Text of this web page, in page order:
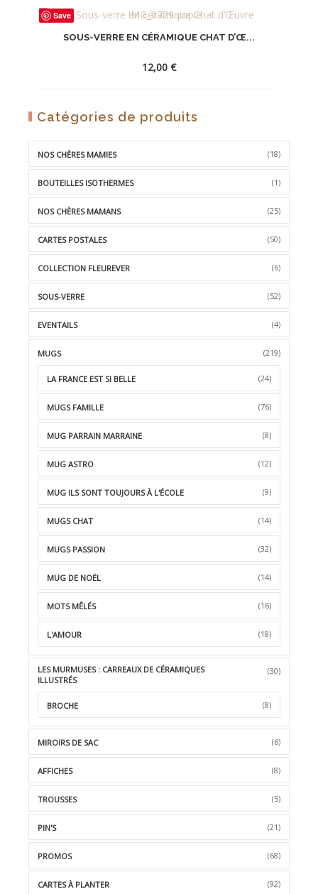
LA
Save
SOUS-VERRE EN CÉRAMIQUE CHAT D’Œ...
12,00 €
Catégories de produits
NOS CHÈRES MAMIES (18)
BOUTEILLES ISOTHERMES (1)
NOS CHÈRES MAMANS (25)
CARTES POSTALES (50)
COLLECTION FLEUREVER (6)
SOUS-VERRE (52)
EVENTAILS (4)
MUGS (219)
LA FRANCE EST SI BELLE (24)
MUGS FAMILLE (76)
MUG PARRAIN MARRAINE (8)
MUG ASTRO (12)
MUG ILS SONT TOUJOURS À L'ÉCOLE (9)
MUGS CHAT (14)
MUGS PASSION (32)
MUG DE NOËL (14)
MOTS MÊLÉS (16)
L'AMOUR (18)
LES MURMUSES : CARREAUX DE CÉRAMIQUES
ILLUSTRÉS
(30)
BROCHE (8)
MIROIRS DE SAC (6)
AFFICHES (8)
TROUSSES (5)
PIN'S (21)
PROMOS (68)
CARTES À PLANTER (92)